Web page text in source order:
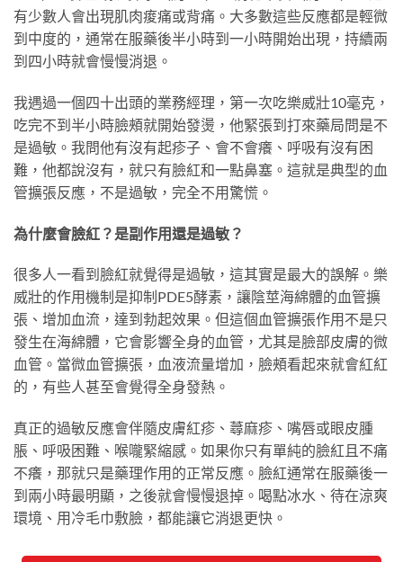
有少數人會出現肌肉痠痛或背痛。大多數這些反應都是輕微
到中度的，通常在服藥後半小時到一小時開始出現，持續兩
到四小時就會慢慢消退。
我遇過一個四十出頭的業務經理，第一次吃樂威壯10毫克，
吃完不到半小時臉頰就開始發燙，他緊張到打來藥局問是不
是過敏。我問他有沒有起疹子、會不會癢、呼吸有沒有困
難，他都說沒有，就只有臉紅和一點鼻塞。這就是典型的血
管擴張反應，不是過敏，完全不用驚慌。
為什麼會臉紅？是副作用還是過敏？
很多人一看到臉紅就覺得是過敏，這其實是最大的誤解。樂
威壯的作用機制是抑制PDE5酵素，讓陰莖海綿體的血管擴
張、增加血流，達到勃起效果。但這個血管擴張作用不是只
發生在海綿體，它會影響全身的血管，尤其是臉部皮膚的微
血管。當微血管擴張，血液流量增加，臉頰看起來就會紅紅
的，有些人甚至會覺得全身發熱。
真正的過敏反應會伴隨皮膚紅疹、蕁麻疹、嘴唇或眼皮腫
脹、呼吸困難、喉嚨緊縮感。如果你只有單純的臉紅且不痛
不癢，那就只是藥理作用的正常反應。臉紅通常在服藥後一
到兩小時最明顯，之後就會慢慢退掉。喝點冰水、待在涼爽
環境、用冷毛巾敷臉，都能讓它消退更快。